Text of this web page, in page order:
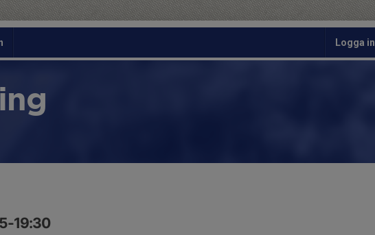
Logga in
19:30